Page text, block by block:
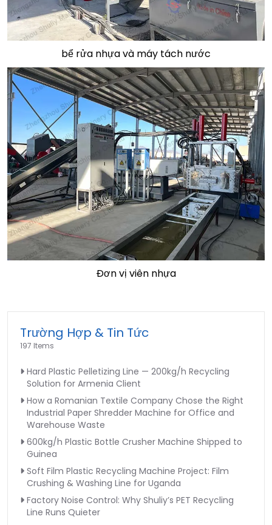
bể rửa nhựa và máy tách nước
Đơn vị viên nhựa
Trường Hợp & Tin Tức
197 Items
Hard Plastic Pelletizing Line — 200kg/h Recycling
Solution for Armenia Client
How a Romanian Textile Company Chose the Right
Industrial Paper Shredder Machine for Office and
Warehouse Waste
600kg/h Plastic Bottle Crusher Machine Shipped to
Guinea
Soft Film Plastic Recycling Machine Project: Film
Crushing & Washing Line for Uganda
Factory Noise Control: Why Shuliy’s PET Recycling
Line Runs Quieter